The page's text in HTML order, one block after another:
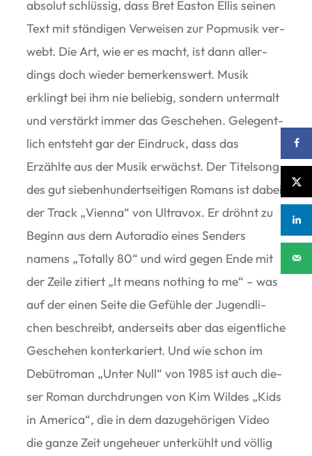
abso­lut schlüs­sig, dass Bret Eas­ton Ellis sei­nen
Text mit stän­di­gen Ver­wei­sen zur Pop­mu­sik ver­
webt. Die Art, wie er es macht, ist dann aller­
dings doch wie­der bemer­kens­wert. Musik
erklingt bei ihm nie belie­big, son­dern unter­malt
und ver­stärkt immer das Gesche­hen. Gele­gent­
lich ent­steht gar der Ein­druck, dass das
Erzählte aus der Musik erwächst. Der Titel­song
des gut sie­ben­hun­dert­sei­ti­gen Romans ist dabei
der Track „Vienna“ von Ultra­vox. Er dröhnt zu
Beginn aus dem Auto­ra­dio eines Sen­ders
namens „Totally 80“ und wird gegen Ende mit
der Zeile zitiert „It means not­hing to me“ – was
auf der einen Seite die Gefühle der Jugend­li­
chen beschreibt, ander­seits aber das eigent­li­che
Gesche­hen kon­ter­ka­riert. Und wie schon im
Debüt­ro­man „Unter Null“ von 1985 ist auch die­
ser Roman durch­drun­gen von Kim Wil­des „Kids
in Ame­rica“, die in dem dazu­ge­hö­ri­gen Video
die ganze Zeit unge­heuer unter­kühlt und völ­lig